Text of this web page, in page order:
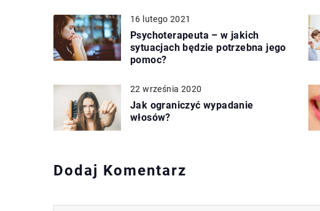
16 lutego 2021
Psychoterapeuta – w jakich
sytuacjach będzie potrzebna jego
pomoc?
22 września 2020
Jak ograniczyć wypadanie
włosów?
Dodaj Komentarz